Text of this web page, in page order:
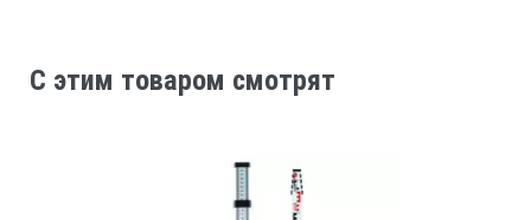
C этим товаром смотрят